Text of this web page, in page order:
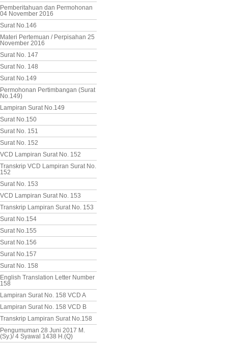
Pemberitahuan dan Permohonan
04 November 2016
Surat No.146
Materi Pertemuan / Perpisahan 25
November 2016
Surat No. 147
Surat No. 148
Surat No.149
Permohonan Pertimbangan (Surat
No.149)
Lampiran Surat No.149
Surat No.150
Surat No. 151
Surat No. 152
VCD Lampiran Surat No. 152
Transkrip VCD Lampiran Surat No.
152
Surat No. 153
VCD Lampiran Surat No. 153
Transkrip Lampiran Surat No. 153
Surat No.154
Surat No.155
Surat No.156
Surat No.157
Surat No. 158
English Translation Letter Number
158
Lampiran Surat No. 158 VCD A
Lampiran Surat No. 158 VCD B
Transkrip Lampiran Surat No.158
Pengumuman 28 Juni 2017 M.
(Sy.)/ 4 Syawal 1438 H.(Q)